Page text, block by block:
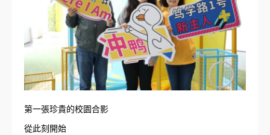
第一張珍貴的校園合影
從此刻開始